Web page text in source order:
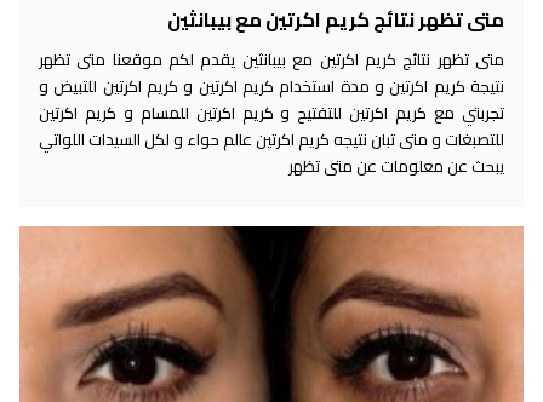
متى تظهر نتائج كريم اكرتين مع بيبانثين
متى تظهر نتائج كريم اكرتين مع بيبانثين يقدم لكم موقعنا متى تظهر
نتيجة كريم اكرتين و مدة استخدام كريم اكرتين و كريم اكرتين للتبيض و
تجربتي مع كريم اكرتين للتفتيح و كريم اكرتين للمسام و كريم اكرتين
للتصبغات و متى تبان نتيجه كريم اكرتين عالم حواء و لكل السيدات اللواتي
يبحث عن معلومات عن متى تظهر